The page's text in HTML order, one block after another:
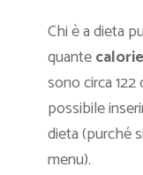
Chi è a dieta
quantecalorie
sono circa
possibile
dieta (purché
menu).